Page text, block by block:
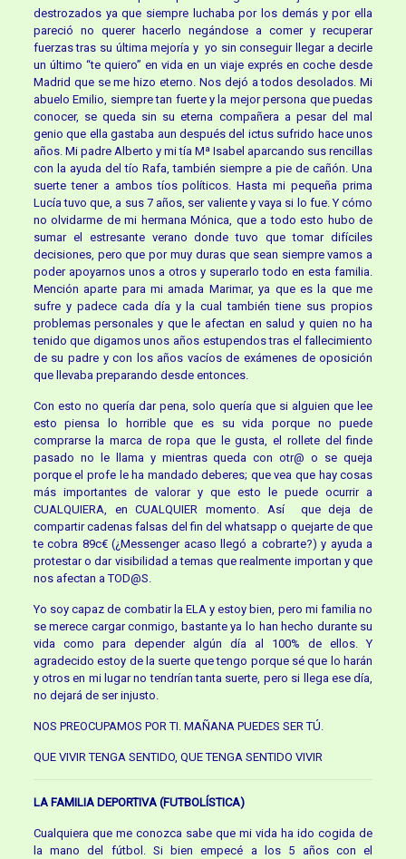
destrozados ya que siempre luchaba por los demás y por ella
pareció no querer hacerlo negándose a comer y recuperar
fuerzas tras su última mejoría y yo sin conseguir llegar a decirle
un último “te quiero” en vida en un viaje exprés en coche desde
Madrid que se me hizo eterno. Nos dejó a todos desolados. Mi
abuelo Emilio, siempre tan fuerte y la mejor persona que puedas
conocer, se queda sin su eterna compañera a pesar del mal
genio que ella gastaba aun después del ictus sufrido hace unos
años. Mi padre Alberto y mi tía Mª Isabel aparcando sus rencillas
con la ayuda del tío Rafa, también siempre a pie de cañón. Una
suerte tener a ambos tíos políticos. Hasta mi pequeña prima
Lucía tuvo que, a sus 7 años, ser valiente y vaya si lo fue. Y cómo
no olvidarme de mi hermana Mónica, que a todo esto hubo de
sumar el estresante verano donde tuvo que tomar difíciles
decisiones, pero que por muy duras que sean siempre vamos a
poder apoyarnos unos a otros y superarlo todo en esta familia.
Mención aparte para mi amada Marimar, ya que es la que me
sufre y padece cada día y la cual también tiene sus propios
problemas personales y que le afectan en salud y quien no ha
tenido que digamos unos años estupendos tras el fallecimiento
de su padre y con los años vacíos de exámenes de oposición
que llevaba preparando desde entonces.
Con esto no quería dar pena, solo quería que si alguien que lee
esto piensa lo horrible que es su vida porque no puede
comprarse la marca de ropa que le gusta, el rollete del finde
pasado no le llama y mientras queda con otr@ o se queja
porque el profe le ha mandado deberes; que vea que hay cosas
más importantes de valorar y que esto le puede ocurrir a
CUALQUIERA, en CUALQUIER momento. Así que deja de
compartir cadenas falsas del fin del whatsapp o quejarte de que
te cobra 89c€ (¿Messenger acaso llegó a cobrarte?) y ayuda a
protestar o dar visibilidad a temas que realmente importan y que
nos afectan a TOD@S.
Yo soy capaz de combatir la ELA y estoy bien, pero mi familia no
se merece cargar conmigo, bastante ya lo han hecho durante su
vida como para depender algún día al 100% de ellos. Y
agradecido estoy de la suerte que tengo porque sé que lo harán
y otros en mi lugar no tendrían tanta suerte, pero si llega ese día,
no dejará de ser injusto.
NOS PREOCUPAMOS POR TI. MAÑANA PUEDES SER TÚ.
QUE VIVIR TENGA SENTIDO, QUE TENGA SENTIDO VIVIR
LA FAMILIA DEPORTIVA (FUTBOLÍSTICA)
Cualquiera que me conozca sabe que mi vida ha ido cogida de
la mano del fútbol. Si bien empecé a los 5 años con el